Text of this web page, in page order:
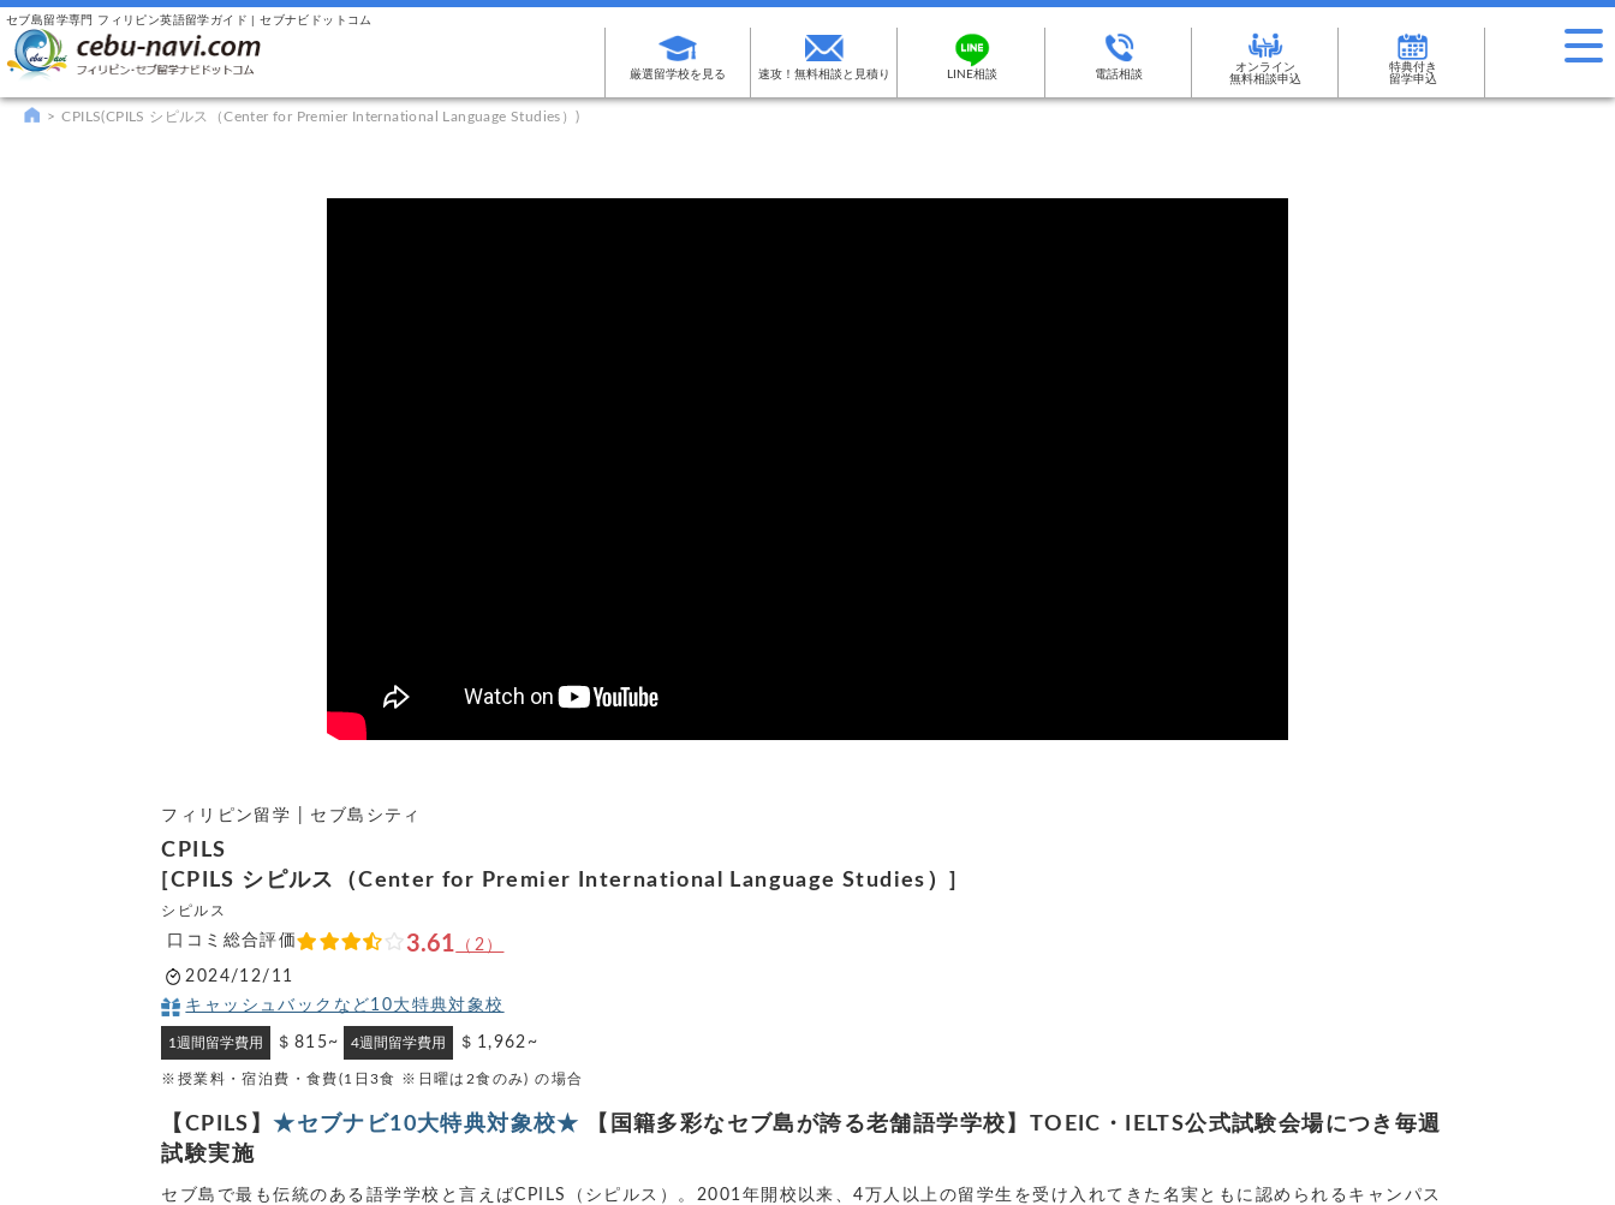
セブ島留学専門 フィリピン英語留学ガイド | セブナビドットコム
厳選留学校を見る 速攻！無料相談と見積り LINE相談 電話相談
オンライン
無料相談申込
特典付き
留学申込
CPILS(CPILS シピルス（Center for Premier International Language Studies）)
フィリピン留学 | セブ島シティ
CPILS
[CPILS シピルス（Center for Premier International Language Studies）]
シピルス
口コミ総合評価 3.61 （2）
2024/12/11
キャッシュバックなど10大特典対象校
1週間留学費用 ＄815~ 4週間留学費用 ＄1,962~
※授業料・宿泊費・食費(1日3食 ※日曜は2食のみ) の場合
【CPILS】★セブナビ10大特典対象校★
【国籍多彩なセブ島が誇る老舗語学学校】TOEIC・IELTS公式試験会場につき毎週
試験実施
セブ島で最も伝統のある語学学校と言えばCPILS（シピルス）。2001年開校以来、4万人以上の留学生を受け入れてきた名実ともに認められるキャンパス